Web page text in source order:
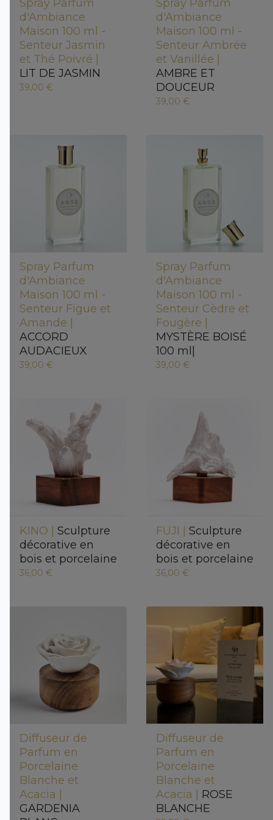
Spray Parfum
d'Ambiance
Maison 100 ml -
Senteur Jasmin
et Thé Poivré |
LIT DE JASMIN
39,00 €
Spray Parfum
d'Ambiance
Maison 100 ml -
Senteur Ambrée
et Vanillée |
AMBRE ET
DOUCEUR
39,00 €
Spray Parfum
d'Ambiance
Maison 100 ml -
Senteur Figue et
Amande |
ACCORD
AUDACIEUX
39,00 €
Spray Parfum
d'Ambiance
Maison 100 ml -
Senteur Cèdre et
Fougère |
MYSTÈRE BOISÉ
100 ml|
39,00 €
KINO | Sculpture
décorative en
bois et porcelaine
36,00 €
FUJI | Sculpture
décorative en
bois et porcelaine
36,00 €
Diffuseur de
Parfum en
Porcelaine
Blanche et
Acacia |
GARDENIA
Diffuseur de
Parfum en
Porcelaine
Blanche et
Acacia | ROSE
BLANCHE